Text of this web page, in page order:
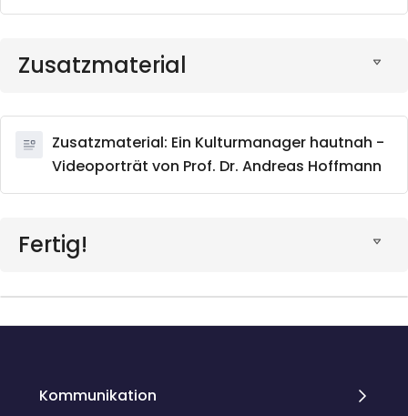
Zusatzmaterial
Zusatzmaterial: Ein Kulturmanager hautnah -
Videoporträt von Prof. Dr. Andreas Hoffmann
Fertig!
Kommunikation